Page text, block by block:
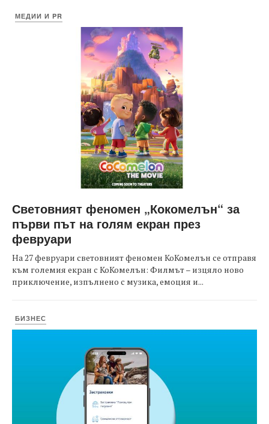
МЕДИИ И PR
Световният феномен „Кокомелън“ за
първи път на голям екран през
февруари
На 27 февруари световният феномен КоКомелън се отправя
към големия екран с КоКомелън: Филмът – изцяло ново
приключение, изпълнено с музика, емоция и...
БИЗНЕС